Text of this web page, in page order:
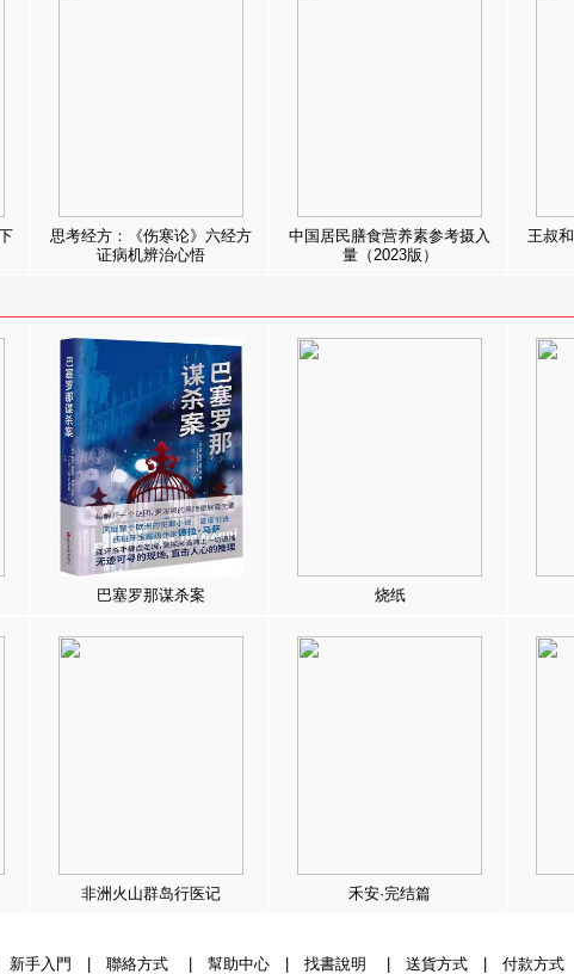
思考经方：《伤寒论》六经方
证病机辨治心悟
中国居民膳食营养素参考摄入
量（2023版）
王叔
巴塞罗那谋杀案 烧纸
非洲火山群岛行医记 禾安·完结篇
新手入門 聯絡方式| 幫助中心| 找書說明 送貨方式| 付款方式